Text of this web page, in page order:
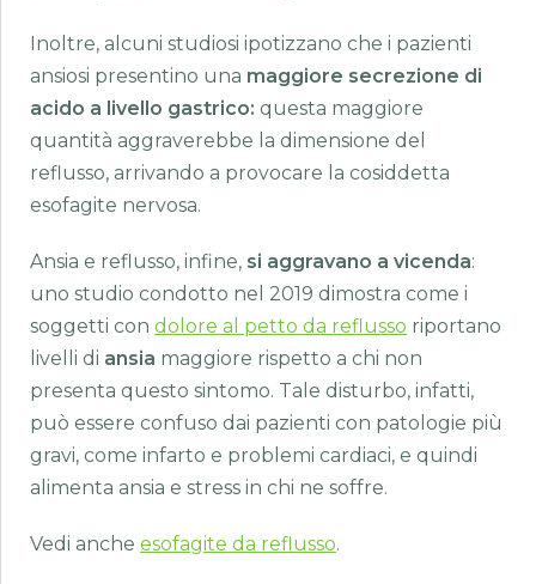
Inoltre, alcuni studiosi ipotizzano che i pazienti
ansiosi presentino una maggiore secrezione di
acido a livello gastrico: questa maggiore
quantità aggraverebbe la dimensione del
reflusso, arrivando a provocare la cosiddetta
esofagite nervosa.
Ansia e reflusso, infine, si aggravano a vicenda:
uno studio condotto nel 2019 dimostra come i
soggetti con dolore al petto da reflusso riportano
livelli di ansia maggiore rispetto a chi non
presenta questo sintomo. Tale disturbo, infatti,
può essere confuso dai pazienti con patologie più
gravi, come infarto e problemi cardiaci, e quindi
alimenta ansia e stress in chi ne soffre.
Vedi anche esofagite da reflusso.